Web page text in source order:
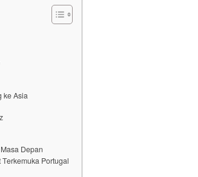
ke Asia
Depan
Portugal